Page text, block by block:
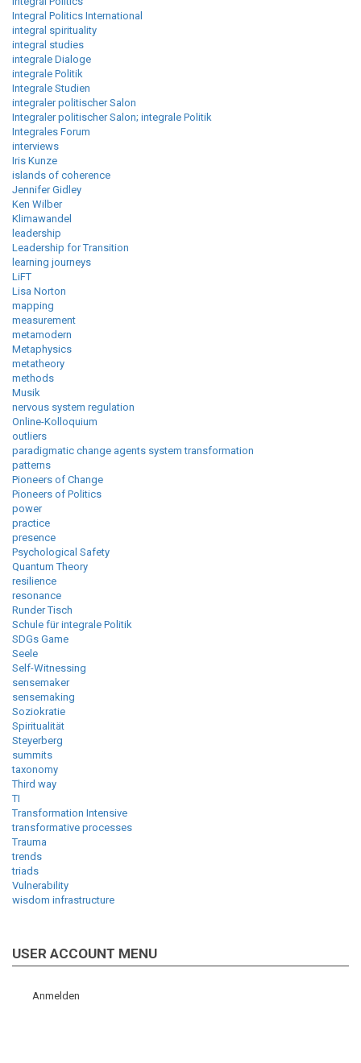
Integral Politics International
integral spirituality
integral studies
integrale Dialoge
integrale Politik
Integrale Studien
integraler politischer Salon
Integraler politischer Salon; integrale Politik
Integrales Forum
interviews
Iris Kunze
islands of coherence
Jennifer Gidley
Ken Wilber
Klimawandel
leadership
Leadership for Transition
learning journeys
LiFT
Lisa Norton
mapping
measurement
metamodern
Metaphysics
metatheory
methods
Musik
nervous system regulation
Online-Kolloquium
outliers
paradigmatic change agents system transformation
patterns
Pioneers of Change
Pioneers of Politics
power
practice
presence
Psychological Safety
Quantum Theory
resilience
resonance
Runder Tisch
Schule für integrale Politik
SDGs Game
Seele
Self-Witnessing
sensemaker
sensemaking
Soziokratie
Spiritualität
Steyerberg
summits
taxonomy
Third way
TI
Transformation Intensive
transformative processes
Trauma
trends
triads
Vulnerability
wisdom infrastructure
USER ACCOUNT MENU
Anmelden